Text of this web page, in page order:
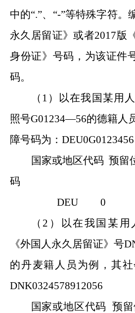
中的“.”、“-”等特殊字符。
永久居留证》或者2017版
身份证》号码，为该证件
码。
（ 1 ）
以在我国某用
照号G01234—56的德籍人
障号码为：DEU0G0123456
国家或地区代码 预
码
DEU 0
（ 2 ）
以在我国某
《外国人永久居留证》号
的丹麦籍人员为例，其社
DNK0324578912056
国家或地区代码 预